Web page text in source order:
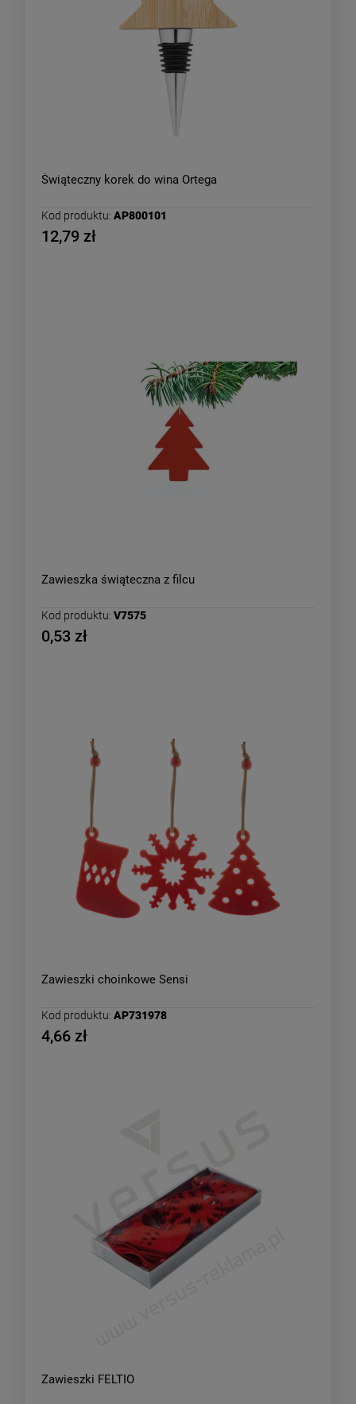
Świąteczny korek do wina Ortega
Kod produktu: AP800101
12,79 zł
Zawieszka świąteczna z filcu
Kod produktu: V7575
0,53 zł
Zawieszki choinkowe Sensi
Kod produktu: AP731978
4,66 zł
Zawieszki FELTIO